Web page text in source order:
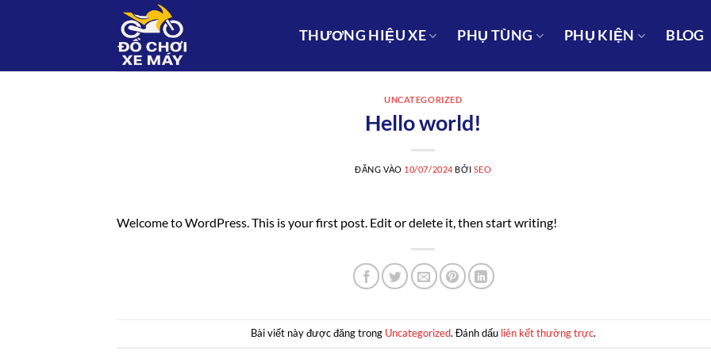
dung
THƯƠNG HIỆU XE PHỤ TÙNG PHỤ KIỆN BLOG
UNCATEGORIZED
Hello world!
ĐĂNG VÀO 10/07/2024 BỞI SEO
Welcome to WordPress. This is your first post. Edit or delete it, then start writing!
Bài viết này được đăng trong Uncategorized. Đánh dấu liên kết thường trực.